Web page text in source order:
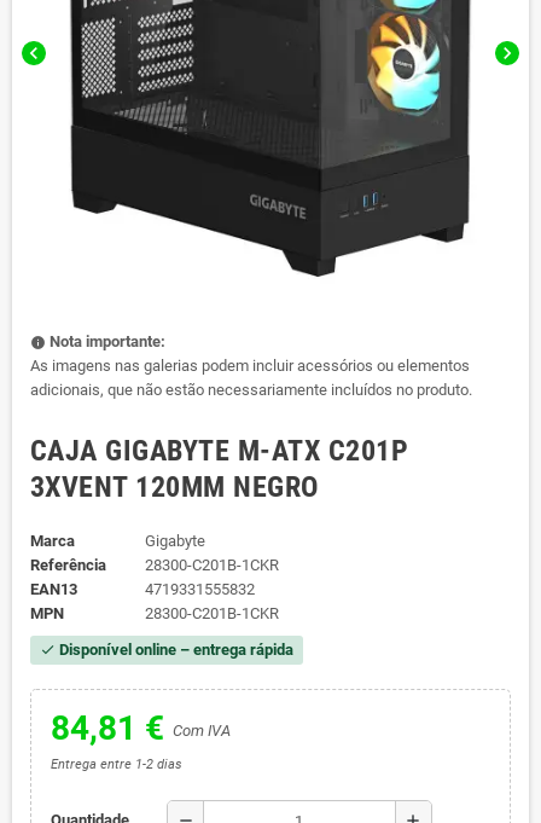
chevron_left chevron_right
info Nota importante:
As imagens nas galerias podem incluir acessórios ou elementos
adicionais, que não estão necessariamente incluídos no produto.
CAJA GIGABYTE M-ATX C201P
3XVENT 120MM NEGRO
Marca
Gigabyte
Referência
28300-C201B-1CKR
EAN13
4719331555832
MPN
28300-C201B-1CKR
check Disponível online – entrega rápida
84,81 € Com IVA
Entrega entre 1-2 dias